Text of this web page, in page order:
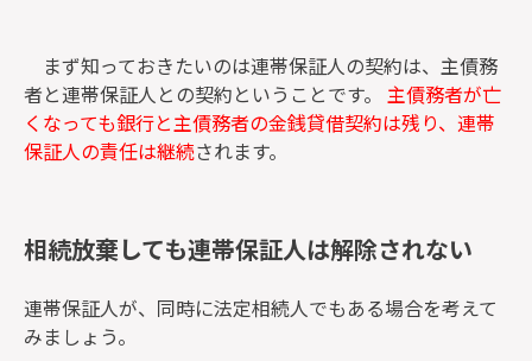
まず知っておきたいのは連帯保証人の契約は、主債務
者と連帯保証人との契約ということです。 主債務者が亡
くなっても銀行と主債務者の金銭貸借契約は残り、連帯
保証人の責任は継続されます。
相続放棄しても連帯保証人は解除されない
連帯保証人が、同時に法定相続人でもある場合を考えて
みましょう。